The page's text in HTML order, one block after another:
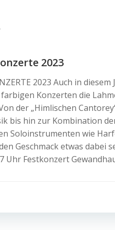
2023
2023 Auch in
Konzerten die
der „Himlischen
bis hin zur Kombination
Soloinstrumenten wie
Geschmack etwas dabei
Uhr Festkonzert